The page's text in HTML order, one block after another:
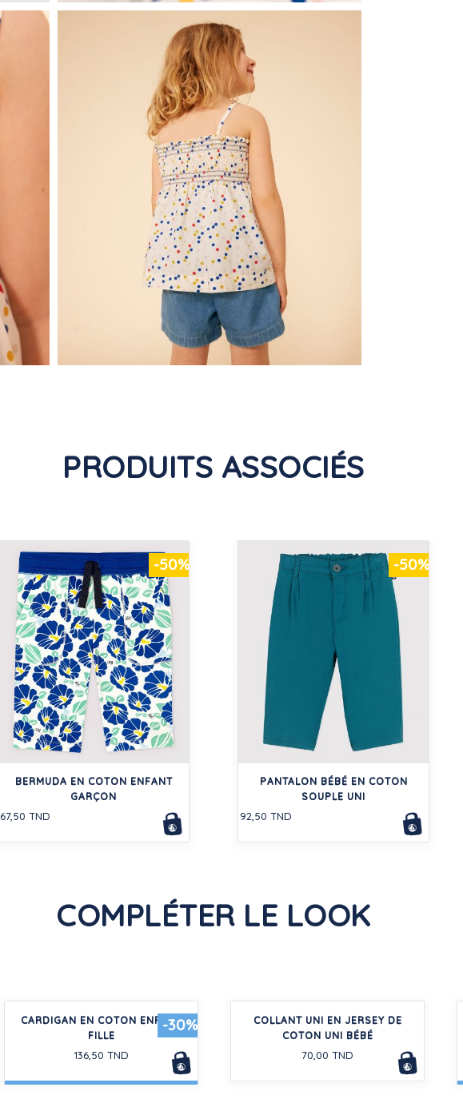
PRODUITS ASSOCIÉS
-50%
BERMUDA EN COTON ENFANT
GARÇON
67,50 TND
-50%
PANTALON BÉBÉ EN COTON
SOUPLE UNI
92,50 TND
COMPLÉTER LE LOOK
-30%
CARDIGAN EN COTON ENFANT
FILLE
136,50 TND
COLLANT UNI EN JERSEY DE
COTON UNI BÉBÉ
70,00 TND